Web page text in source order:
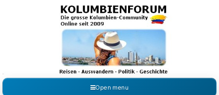
Kolumbienforum - Das
grosse Forum der
Freunde Kolumbiens
Reisen, Auswandern, Kultur, Politik, Geschichte und Visum in Kolumbien und Venezuela.
Austausch, Erfahrungen und Gemeinschaft im Kolumbienforum
Open menu